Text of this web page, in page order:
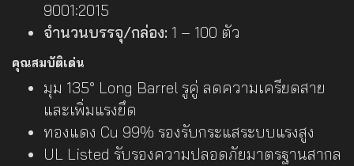
9001:2015
จำนวนบรรจุ/กล่อง: 1 – 100 ตัว
คุณสมบัติเด่น
มุม 135° Long Barrel รูคู่ ลดความเครียดสาย
และเพิ่มแรงยึด
ทองแดง Cu 99% รองรับกระแสระบบแรงสูง
UL Listed รับรองความปลอดภัยมาตรฐานสากล